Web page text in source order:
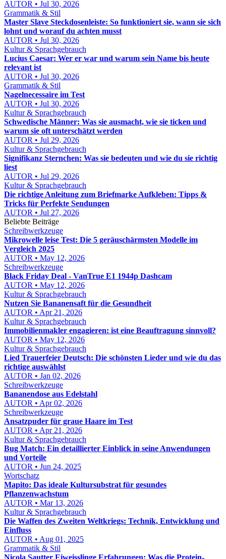
AUTOR • Jul 30, 2026
Grammatik & Stil
Master Slave Steckdosenleiste: So funktioniert sie, wann sie sich
lohnt und worauf du achten musst
AUTOR • Jul 30, 2026
Kultur & Sprachgebrauch
Lucius Caesar: Wer er war und warum sein Name bis heute
relevant ist
AUTOR • Jul 30, 2026
Grammatik & Stil
Nagelnecessaire im Test
AUTOR • Jul 30, 2026
Kultur & Sprachgebrauch
Schwedische Männer: Was sie ausmacht, wie sie ticken und
warum sie oft unterschätzt werden
AUTOR • Jul 29, 2026
Kultur & Sprachgebrauch
Signifikanz Sternchen: Was sie bedeuten und wie du sie richtig
liest
AUTOR • Jul 29, 2026
Kultur & Sprachgebrauch
Die richtige Anleitung zum Briefmarke Aufkleben: Tipps &
Tricks für Perfekte Sendungen
AUTOR • Jul 27, 2026
Beliebte Beiträge
Schreibwerkzeuge
Mikrowelle leise Test: Die 5 geräuschärmsten Modelle im
Vergleich 2025
AUTOR • May 12, 2026
Schreibwerkzeuge
Black Friday Deal - VanTrue E1 1944p Dashcam
AUTOR • May 12, 2026
Kultur & Sprachgebrauch
Nutzen Sie Bananensaft für die Gesundheit
AUTOR • Apr 21, 2026
Kultur & Sprachgebrauch
Immobilienmakler engagieren: ist eine Beauftragung sinnvoll?
AUTOR • May 12, 2026
Kultur & Sprachgebrauch
Lied Trauerfeier Deutsch: Die schönsten Lieder und wie du das
richtige auswählst
AUTOR • Jan 02, 2026
Schreibwerkzeuge
Bananendose aus Edelstahl
AUTOR • Apr 02, 2026
Schreibwerkzeuge
Ansatzpuder für graue Haare im Test
AUTOR • Apr 21, 2026
Kultur & Sprachgebrauch
Bug Match: Ein detaillierter Einblick in seine Anwendungen
und Vorteile
AUTOR • Jun 24, 2025
Wortschatz
Mapito: Das ideale Kultursubstrat für gesundes
Pflanzenwachstum
AUTOR • Mar 13, 2026
Kultur & Sprachgebrauch
Die Waffen des Zweiten Weltkriegs: Technik, Entwicklung und
Einfluss
AUTOR • Aug 01, 2025
Grammatik & Stil
Nicola Sautter Eiweisslinge Erfahrungen: Was die Protein-